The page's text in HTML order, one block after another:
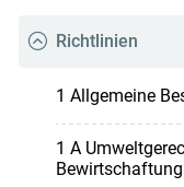
Richtlinien
1 Allgemeine
1 A